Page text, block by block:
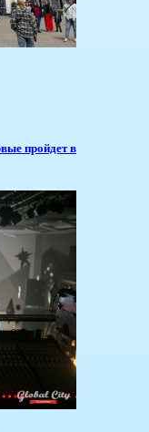
пройдет в